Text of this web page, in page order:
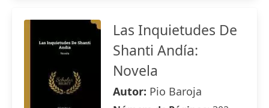
Las Inquietudes De
Shanti Andía:
Novela
Autor: Pio Baroja